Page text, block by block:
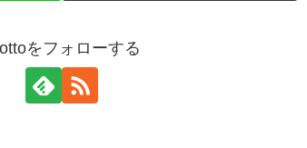
をフォローする